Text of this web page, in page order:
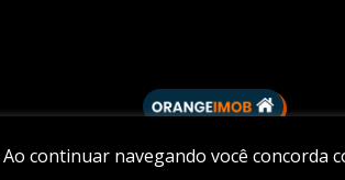
continuar navegando você concorda
© 2026 MONTEIRO RIZZO.